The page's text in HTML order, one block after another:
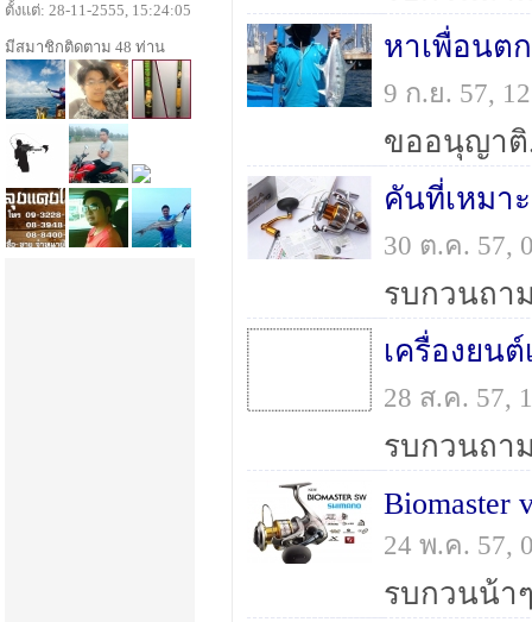
หาเพื่อนต
9 ก.ย. 57,
คันที่เหมาะ
30 ต.ค. 57,
เครื่องยน
28 ส.ค. 57,
Biomaster
24 พ.ค. 57,
ตั้งแต่: 28-11-2555, 15:24:05
มีสมาชิกติดตาม 48 ท่าน